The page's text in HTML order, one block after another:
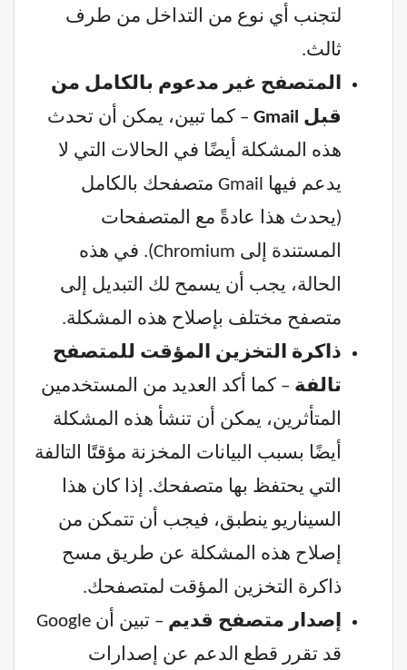
لتجنب أي نوع من التداخل من طرف
ثالث.
المتصفح غير مدعوم بالكامل من
قبل Gmail
– كما تبين، يمكن أن تحدث
هذه المشكلة أيضًا في الحالات التي لا
يدعم فيها Gmail متصفحك بالكامل
(يحدث هذا عادةً مع المتصفحات
المستندة إلى Chromium). في هذه
الحالة، يجب أن يسمح لك التبديل إلى
متصفح مختلف بإصلاح هذه المشكلة.
ذاكرة التخزين المؤقت للمتصفح
تالفة – كما أكد العديد من المستخدمين
المتأثرين، يمكن أن تنشأ هذه المشكلة
أيضًا بسبب البيانات المخزنة مؤقتًا التالفة
التي يحتفظ بها متصفحك. إذا كان هذا
السيناريو ينطبق، فيجب أن تتمكن من
إصلاح هذه المشكلة عن طريق مسح
ذاكرة التخزين المؤقت لمتصفحك.
إصدار متصفح قديم
– تبين أن Google
قد تقرر قطع الدعم عن إصدارات